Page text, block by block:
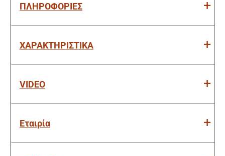
ΠΛΗΡΟΦΟΡΙΕΣ
ΧΑΡΑΚΤΗΡΙΣΤΙΚΑ
VIDEO
Εταιρία